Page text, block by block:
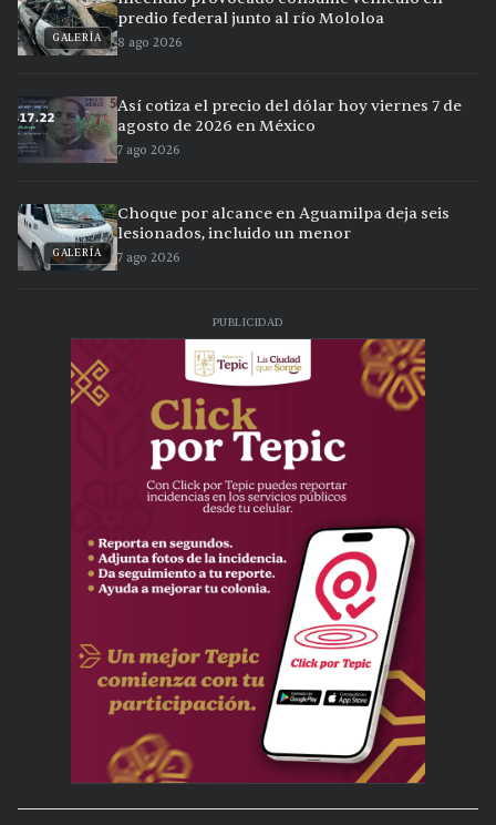
GALERÍA
predio federal junto al río Mololoa
8 ago 2026
Así cotiza el precio del dólar hoy viernes 7 de
agosto de 2026 en México
7 ago 2026
GALERÍA
Choque por alcance en Aguamilpa deja seis
lesionados, incluido un menor
7 ago 2026
PUBLICIDAD